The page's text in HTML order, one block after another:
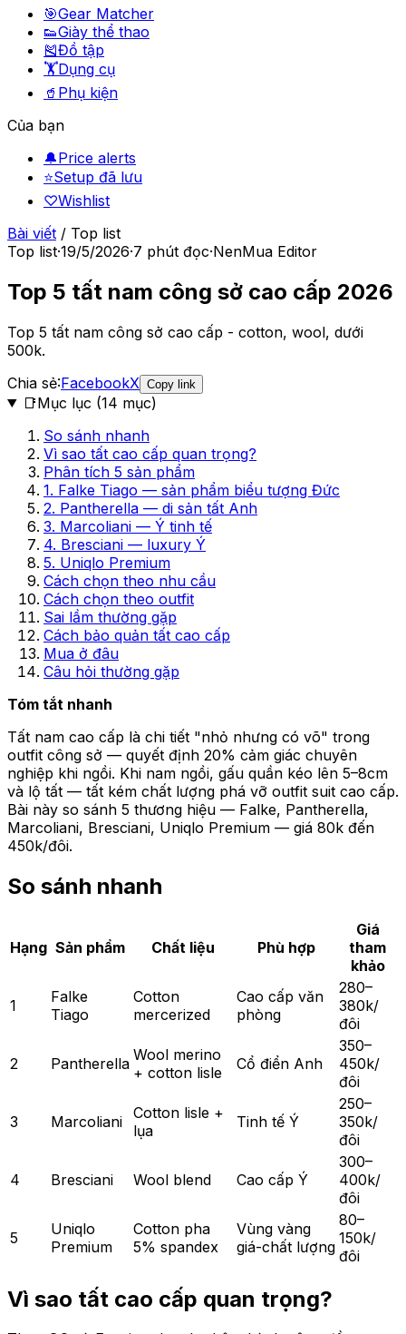
🎯Gear Matcher
👟Giày thể thao
🎽Đồ tập
🏋️Dụng cụ
🥤 Phụ kiện
Của bạn
🔔Price alerts
⭐Setup đã lưu
♡Wishlist
Bài viết / Top list
Top list·19/5/2026·7 phút đọc·NenMua Editor
Top 5 tất nam công sở cao cấp 2026
Top 5 tất nam công sở cao cấp - cotton, wool, dưới
500k.
Chia sẻ:FacebookX Copy link
📑Mục lục (14 mục)
So sánh nhanh
Vì sao tất cao cấp quan trọng?
Phân tích 5 sản phẩm
1. Falke Tiago — sản phẩm biểu tượng Đức
2. Pantherella — di sản tất Anh
3. Marcoliani — Ý tinh tế
4. Bresciani — luxury Ý
5. Uniqlo Premium
Cách chọn theo nhu cầu
Cách chọn theo outfit
Sai lầm thường gặp
Cách bảo quản tất cao cấp
Mua ở đâu
Câu hỏi thường gặp
Tóm tắt nhanh
Tất nam cao cấp là chi tiết "nhỏ nhưng có võ" trong
outfit công sở — quyết định 20% cảm giác chuyên
nghiệp khi ngồi. Khi nam ngồi, gấu quần kéo lên 5–8cm
và lộ tất — tất kém chất lượng phá vỡ outfit suit cao cấp.
Bài này so sánh 5 thương hiệu — Falke, Pantherella,
Marcoliani, Bresciani, Uniqlo Premium — giá 80k đến
450k/đôi.
So sánh nhanh
Hạng Sản phẩm Chất liệu Phù hợp
Giá
tham
khảo
1
Falke
Tiago
Cotton
mercerized
Cao cấp văn
phòng
280–
380k/
đôi
2 Pantherella Wool merino
+ cotton lisle
Cổ điển Anh
350–
450k/
đôi
3 Marcoliani Cotton lisle +
lụa
Tinh tế Ý
250–
350k/
đôi
4 Bresciani Wool blend Cao cấp Ý
300–
400k/
đôi
5
Uniqlo
Premium
Cotton pha
5% spandex
Vùng vàng
giá-chất lượng
80–
150k/
đôi
Vì sao tất cao cấp quan trọng?